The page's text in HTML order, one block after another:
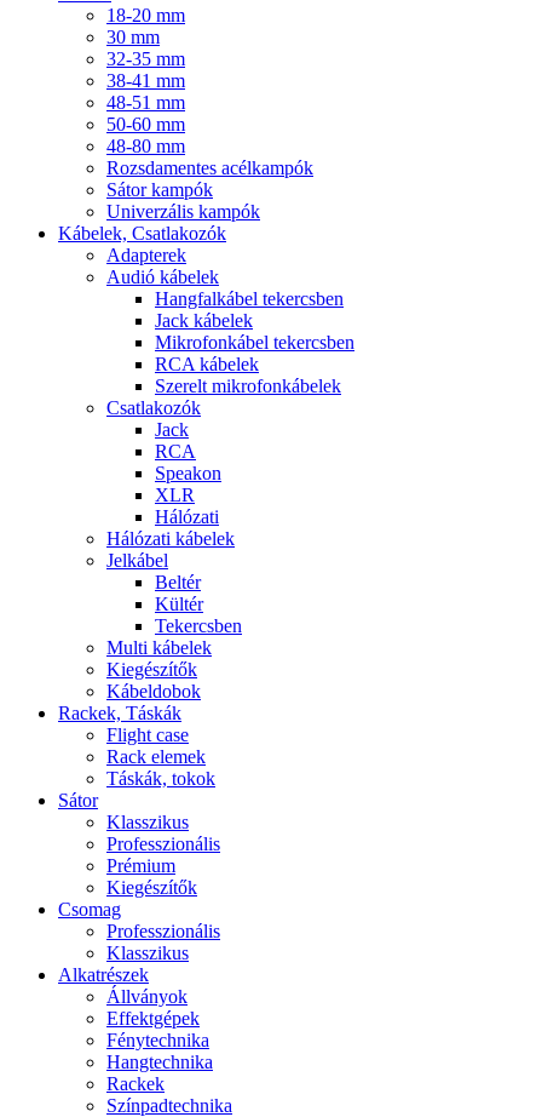
18-20 mm
30 mm
32-35 mm
38-41 mm
48-51 mm
50-60 mm
48-80 mm
Rozsdamentes acélkampók
Sátor kampók
Univerzális kampók
Kábelek, Csatlakozók
Adapterek
Audió kábelek
Hangfalkábel tekercsben
Jack kábelek
Mikrofonkábel tekercsben
RCA kábelek
Szerelt mikrofonkábelek
Csatlakozók
Jack
RCA
Speakon
XLR
Hálózati
Hálózati kábelek
Jelkábel
Beltér
Kültér
Tekercsben
Multi kábelek
Kiegészítők
Kábeldobok
Rackek, Táskák
Flight case
Rack elemek
Táskák, tokok
Sátor
Klasszikus
Professzionális
Prémium
Kiegészítők
Csomag
Professzionális
Klasszikus
Alkatrészek
Állványok
Effektgépek
Fénytechnika
Hangtechnika
Rackek
Színpadtechnika